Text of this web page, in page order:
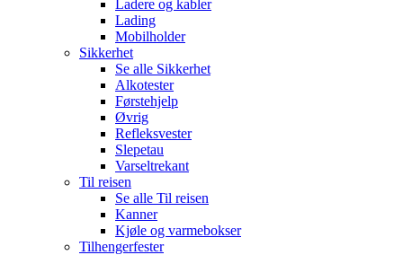
Ladere og kabler
Lading
Mobilholder
Sikkerhet
Se alle Sikkerhet
Alkotester
Førstehjelp
Øvrig
Refleksvester
Slepetau
Varseltrekant
Til reisen
Se alle Til reisen
Kanner
Kjøle og varmebokser
Tilhengerfester